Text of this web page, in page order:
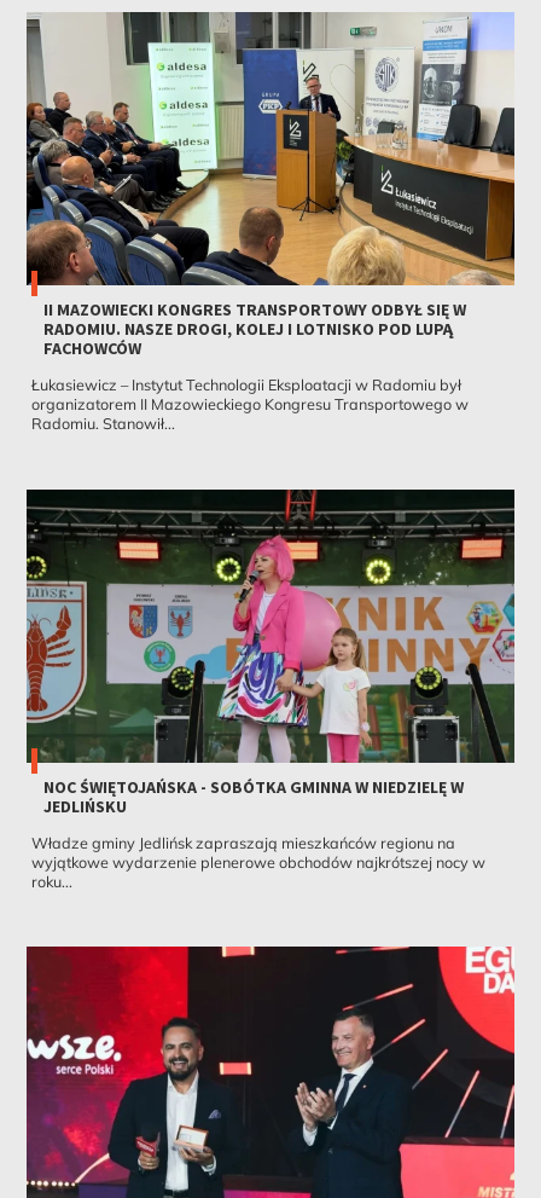
II MAZOWIECKI KONGRES TRANSPORTOWY ODBYŁ SIĘ W
RADOMIU. NASZE DROGI, KOLEJ I LOTNISKO POD LUPĄ
FACHOWCÓW
Łukasiewicz – Instytut Technologii Eksploatacji w Radomiu był
organizatorem II Mazowieckiego Kongresu Transportowego w
Radomiu. Stanowił...
NOC ŚWIĘTOJAŃSKA - SOBÓTKA GMINNA W NIEDZIELĘ W
JEDLIŃSKU
Władze gminy Jedlińsk zapraszają mieszkańców regionu na
wyjątkowe wydarzenie plenerowe obchodów najkrótszej nocy w
roku...